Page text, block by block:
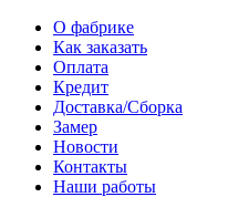
О фабрике
Как заказать
Оплата
Кредит
Доставка/Сборка
Замер
Новости
Контакты
Наши работы